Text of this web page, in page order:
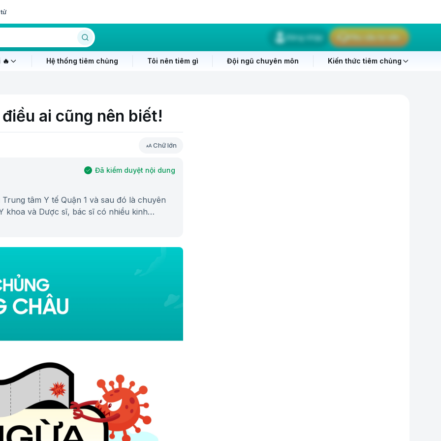
Đăng nhập Yêu cầu tư vấn
Hệ thống tiêm chủng Tôi nên tiêm gì Đội ngũ chuyên môn Kiến thức tiêm chủng
ai cũng nên biết!
Chữ lớn
Đã kiểm duyệt nội dung
tâm Y tế Quận 1 và sau đó là chuyên
khoa và Dược sĩ, bác sĩ có nhiều kinh